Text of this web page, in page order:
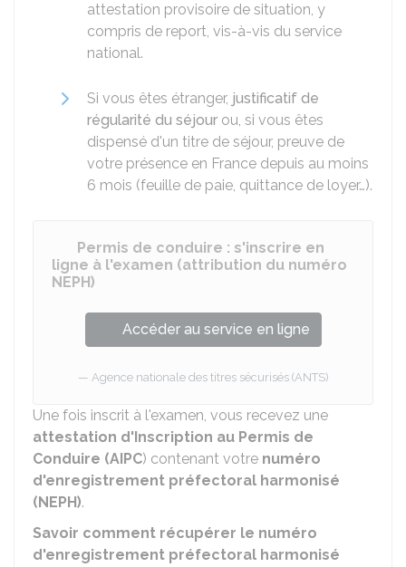
attestation provisoire de situation, y
compris de report, vis-à-vis du service
national.
Si vous êtes étranger, justificatif de
régularité du séjour ou, si vous êtes
dispensé d'un titre de séjour, preuve de
votre présence en France depuis au moins
6 mois (feuille de paie, quittance de loyer…).
Permis de conduire : s'inscrire en
ligne à l'examen (attribution du numéro
NEPH)
Accéder au service en ligne
Agence nationale des titres sécurisés (ANTS)
Une fois inscrit à l'examen, vous recevez une
attestation d'Inscription au Permis de
Conduire (AIPC) contenant votre numéro
d'enregistrement préfectoral harmonisé
(NEPH).
Savoir comment récupérer le numéro
d'enregistrement préfectoral harmonisé